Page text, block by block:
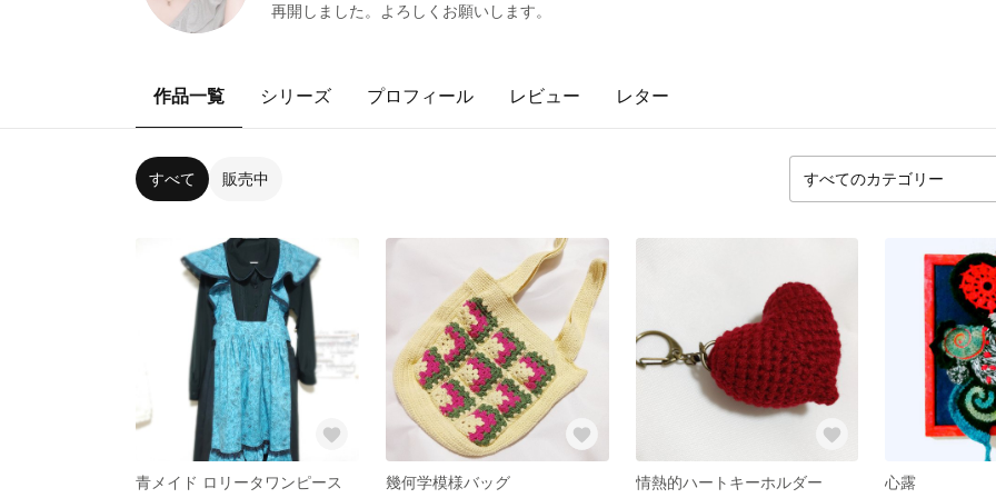
再開しました。よろしくお願いします。
作品一覧 シリーズ プロフィール レビュー レター
すべて 販売中
青メイド ロリータワンピース 幾何学模様バッグ 情熱的ハートキーホルダー 心露